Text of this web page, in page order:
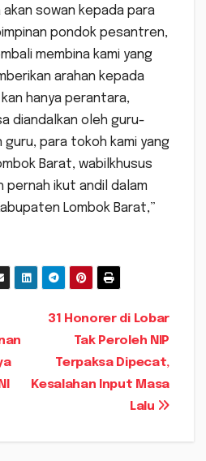
akan sowan kepada para
pondok pesantren,
membina kami yang
arahan kepada
kan hanya perantara,
diandalkan oleh guru-
guru, para tokoh kami yang
Barat, wabilkhusus
pernah ikut andil dalam
Lombok Barat,”
31 Honorer di Lobar
Tak Peroleh NIP
Terpaksa Dipecat,
Kesalahan Input Masa
Lalu